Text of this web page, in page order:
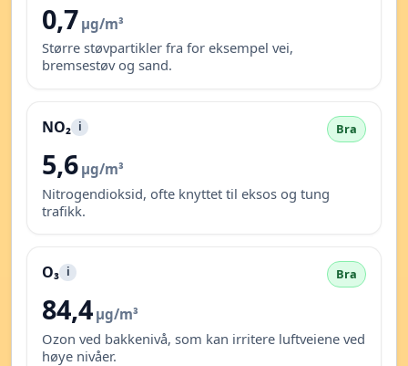
0,7 µg/m³
Større støvpartikler fra for eksempel vei,
bremsestøv og sand.
NO₂ i Bra
5,6 µg/m³
Nitrogendioksid, ofte knyttet til eksos og tung
trafikk.
O₃ i Bra
84,4 µg/m³
Ozon ved bakkenivå, som kan irritere luftveiene ved
høye nivåer.